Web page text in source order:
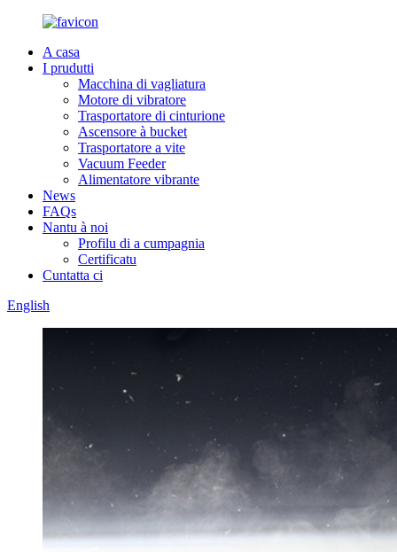
A casa
I prudutti
Macchina di vagliatura
Motore di vibratore
Trasportatore di cinturione
Ascensore à bucket
Trasportatore a vite
Vacuum Feeder
Alimentatore vibrante
News
FAQs
Nantu à noi
Profilu di a cumpagnia
Certificatu
Cuntatta ci
English